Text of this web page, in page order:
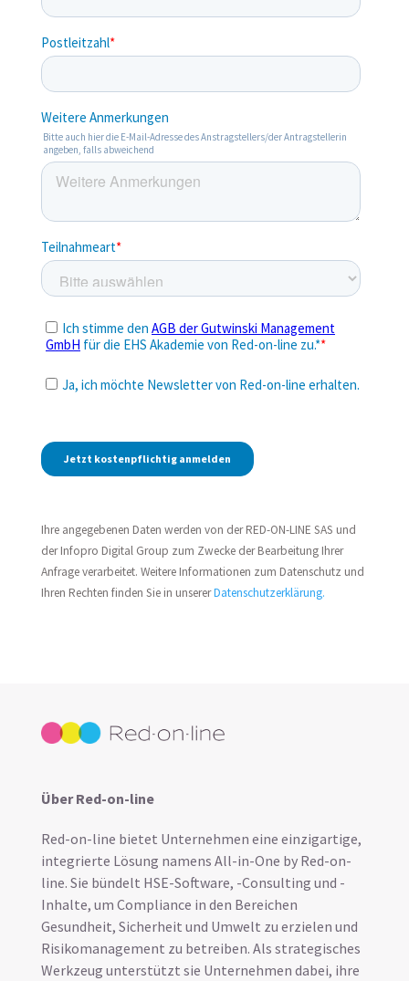
Ihre angegebenen Daten werden von der RED-ON-LINE SAS und
der Infopro Digital Group zum Zwecke der Bearbeitung Ihrer
Anfrage verarbeitet. Weitere Informationen zum Datenschutz und
Ihren Rechten finden Sie in unsererDatenschutzerklärung.
Über Red-on-line
Red-on-line bietet Unternehmen eine einzigartige,
integrierte Lösung namens All-in-One by Red-on-
line. Sie bündelt HSE-Software, -Consulting und -
Inhalte, um Compliance in den Bereichen
Gesundheit, Sicherheit und Umwelt zu erzielen und
Risikomanagement zu betreiben. Als strategisches
Werkzeug unterstützt sie Unternehmen dabei, ihre